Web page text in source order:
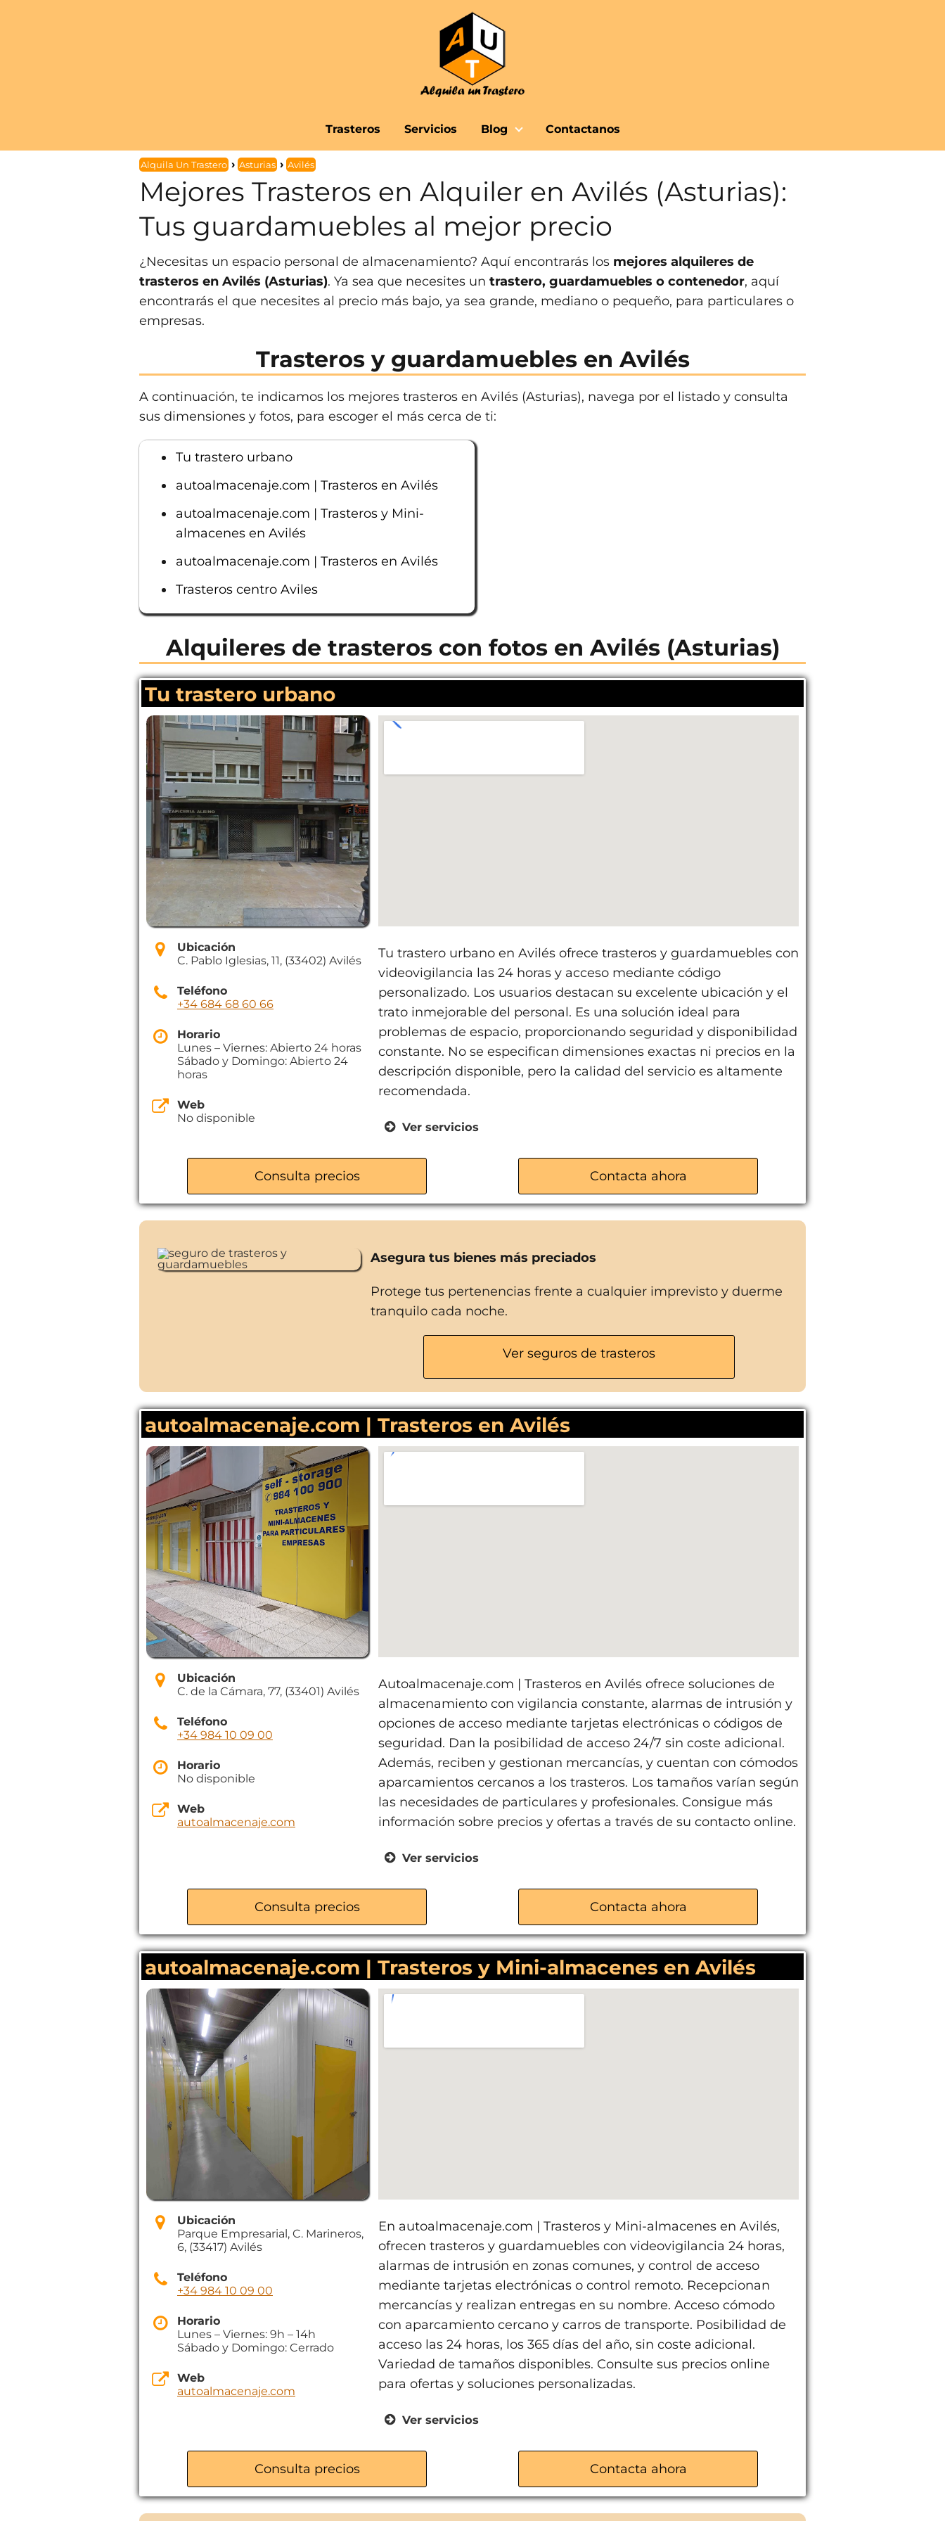
Trasteros Servicios Blog Contactanos
Alquila Un Trastero Asturias Avilés
Mejores Trasteros en Alquiler en Avilés (Asturias):
Tus guardamuebles al mejor precio
¿Necesitas un espacio personal de almacenamiento? Aquí encontrarás los mejores alquileres de
trasteros en Avilés (Asturias). Ya sea que necesites un trastero, guardamuebles o contenedor, aquí
encontrarás el que necesites al precio más bajo, ya sea grande, mediano o pequeño, para particulares o
empresas.
Trasteros y guardamuebles en Avilés
A continuación, te indicamos los mejores trasteros en Avilés (Asturias), navega por el listado y consulta
sus dimensiones y fotos, para escoger el más cerca de ti:
Tu trastero urbano
autoalmacenaje.com | Trasteros en Avilés
autoalmacenaje.com | Trasteros y Mini-
almacenes en Avilés
autoalmacenaje.com | Trasteros en Avilés
Trasteros centro Aviles
Alquileres de trasteros con fotos en Avilés (Asturias)
Tu trastero urbano
Ubicación
C. Pablo Iglesias, 11, (33402) Avilés
Teléfono
+34 684 68 60 66
Horario
Lunes – Viernes: Abierto 24 horas
Sábado y Domingo: Abierto 24
horas
Web
No disponible
Tu trastero urbano en Avilés ofrece trasteros y guardamuebles con
videovigilancia las 24 horas y acceso mediante código
personalizado. Los usuarios destacan su excelente ubicación y el
trato inmejorable del personal. Es una solución ideal para
problemas de espacio, proporcionando seguridad y disponibilidad
constante. No se especifican dimensiones exactas ni precios en la
descripción disponible, pero la calidad del servicio es altamente
recomendada.
Ver servicios
Acceso mediante código 24 horas
Excelente atención al cliente
Consulta precios Contacta ahora
Asegura tus bienes más preciados
Protege tus pertenencias frente a cualquier imprevisto y duerme
tranquilo cada noche.
Ver seguros de trasteros
autoalmacenaje.com | Trasteros en Avilés
Ubicación
C. de la Cámara, 77, (33401) Avilés
Teléfono
+34 984 10 09 00
Horario
No disponible
Web
autoalmacenaje.com
Autoalmacenaje.com | Trasteros en Avilés ofrece soluciones de
almacenamiento con vigilancia constante, alarmas de intrusión y
opciones de acceso mediante tarjetas electrónicas o códigos de
seguridad. Dan la posibilidad de acceso 24/7 sin coste adicional.
Además, reciben y gestionan mercancías, y cuentan con cómodos
aparcamientos cercanos a los trasteros. Los tamaños varían según
las necesidades de particulares y profesionales. Consigue más
información sobre precios y ofertas a través de su contacto online.
Ver servicios
Acceso 24/7
Recepción de mercancías
Aparcamientos cómodos
Consulta precios Contacta ahora
autoalmacenaje.com | Trasteros y Mini-almacenes en Avilés
Ubicación
Parque Empresarial, C. Marineros,
6, (33417) Avilés
Teléfono
+34 984 10 09 00
Horario
Lunes – Viernes: 9h – 14h
Sábado y Domingo: Cerrado
Web
autoalmacenaje.com
En autoalmacenaje.com | Trasteros y Mini-almacenes en Avilés,
ofrecen trasteros y guardamuebles con videovigilancia 24 horas,
alarmas de intrusión en zonas comunes, y control de acceso
mediante tarjetas electrónicas o control remoto. Recepcionan
mercancías y realizan entregas en su nombre. Acceso cómodo
con aparcamiento cercano y carros de transporte. Posibilidad de
acceso las 24 horas, los 365 días del año, sin coste adicional.
Variedad de tamaños disponibles. Consulte sus precios online
para ofertas y soluciones personalizadas.
Ver servicios
Mini almacenes para profesionales y empresas
Recepción de mercancía
Consulta precios Contacta ahora